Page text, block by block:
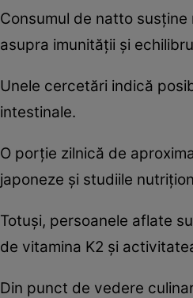
Consumul de natto
asupra imunității și
Unele cercetări indică
intestinale.
O porție zilnică de
japoneze și studiile
Totuși, persoanele aflate
de vitamina K2 și
Din punct de vedere